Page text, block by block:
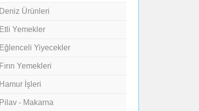
Deniz Ürünleri
Etli Yemekler
Eğlenceli Yiyecekler
Fırın Yemekleri
Hamur İşleri
Pilav - Makarna